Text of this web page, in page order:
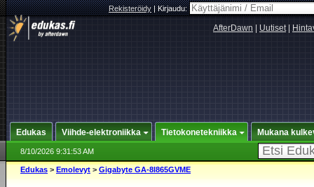
Rekisteröidy|Kirjaudu:
AfterDawn Uutiset|
Edukas Viihde-elektroniikka Tietokonetekniikka Mukana
8/10/2026 9:31:53 AM
Edukas > Emolevyt > Gigabyte GA-8I865GVME